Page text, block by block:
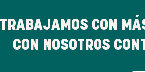
TRABAJAMOS CON
CON NOSOTROS